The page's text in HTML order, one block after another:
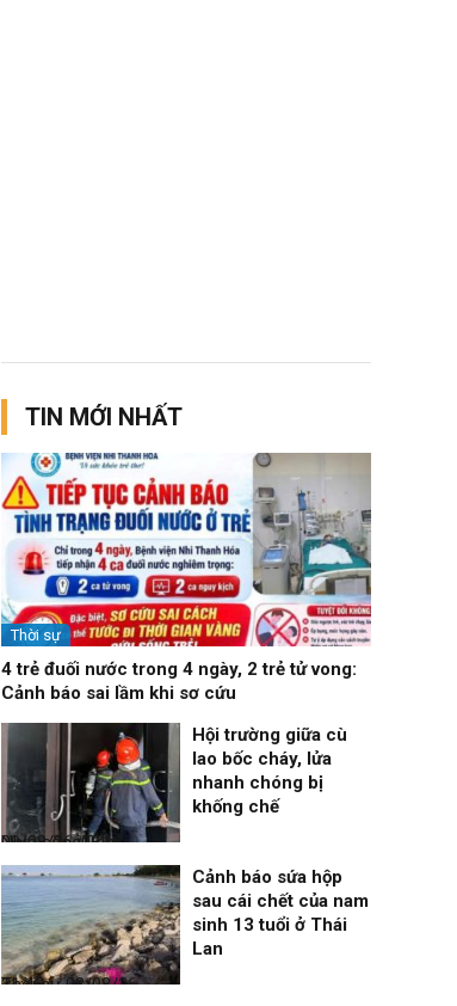
TIN MỚI NHẤT
Thời sự
4 trẻ đuối nước trong 4 ngày, 2 trẻ tử vong:
Cảnh báo sai lầm khi sơ cứu
Nhịp sống 24h
09/08/26, 08:16
Hội trường giữa cù
lao bốc cháy, lửa
nhanh chóng bị
khống chế
Thời sự
08/08/26, 21:46
Cảnh báo sứa hộp
sau cái chết của nam
sinh 13 tuổi ở Thái
Lan